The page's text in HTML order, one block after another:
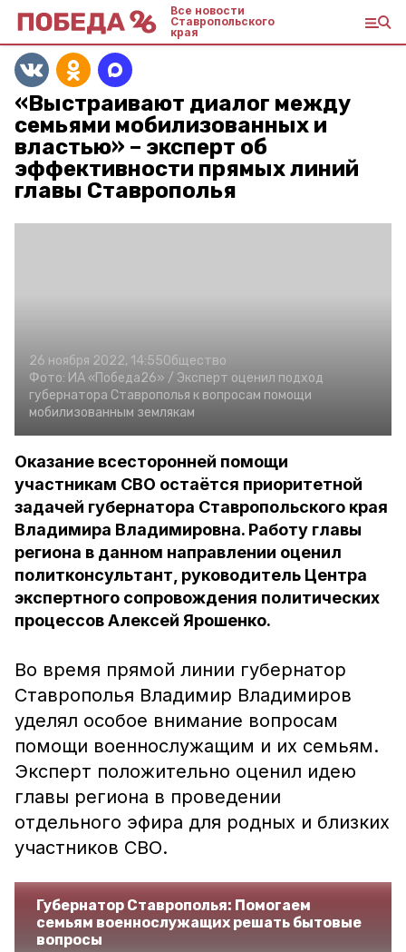
Все новости
Ставропольского
края
«Выстраивают диалог между
семьями мобилизованных и
властью» – эксперт об
эффективности прямых линий
главы Ставрополья
26 ноября 2022, 14:55Общество
Фото: ИА «Победа26» / Эксперт оценил подход
губернатора Ставрополья к вопросам помощи
мобилизованным землякам
Оказание всесторонней помощи
участникам СВО остаётся приоритетной
задачей губернатора Ставропольского края
Владимира Владимировна. Работу главы
региона в данном направлении оценил
политконсультант, руководитель Центра
экспертного сопровождения политических
процессов Алексей Ярошенко.
Во время прямой линии губернатор
Ставрополья Владимир Владимиров
уделял особое внимание вопросам
помощи военнослужащим и их семьям.
Эксперт положительно оценил идею
главы региона в проведении
отдельного эфира для родных и близких
участников СВО.
Губернатор Ставрополья: Помогаем
семьям военнослужащих решать бытовые
вопросы